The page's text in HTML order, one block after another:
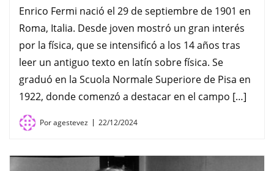
Enrico Fermi nació el 29 de septiembre de 1901 en
Roma, Italia. Desde joven mostró un gran interés
por la física, que se intensificó a los 14 años tras
leer un antiguo texto en latín sobre física. Se
graduó en la Scuola Normale Superiore de Pisa en
1922, donde comenzó a destacar en el campo […]
Poragestevez 22/12/2024